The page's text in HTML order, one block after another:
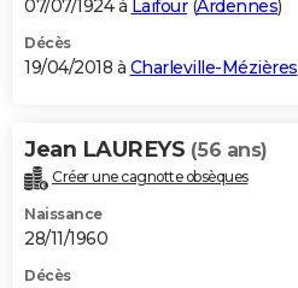
07/07/1924 à Laifour(Ardennes)
Décès
19/04/2018 à Charleville-Mézières
Jean LAUREYS (56 ans)
Créer une cagnotte obsèques
Naissance
28/11/1960
Décès